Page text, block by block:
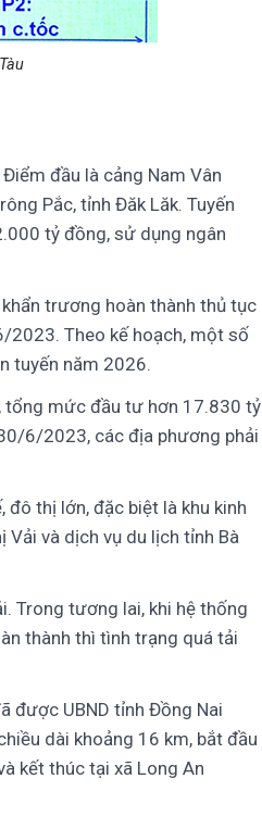
đầu là cảng Nam Vân
Pắc, tỉnh Đăk Lăk. Tuyến
tỷ đồng, sử dụng ngân
khẩn trương hoàn thành thủ tục
2023. Theo kế hoạch, một số
tuyến năm 2026.
tổng mức đầu tư hơn 17.830 tỷ
6/2023, các địa phương phải
thị lớn, đặc biệt là khu kinh
Vải và dịch vụ du lịch tỉnh Bà
Trong tương lai, khi hệ thống
thành thì tình trạng quá tải
được UBND tỉnh Đồng Nai
dài khoảng 16 km, bắt đầu
kết thúc tại xã Long An